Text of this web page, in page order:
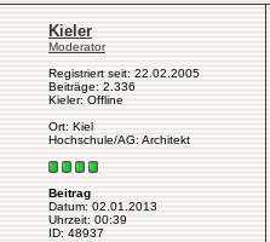
Kieler
Moderator
Registriert seit: 22.02.2005
Beiträge: 2.336
Kieler: Offline
Ort: Kiel
Hochschule/AG: Architekt
Beitrag
Datum: 02.01.2013
Uhrzeit: 00:39
ID: 48937